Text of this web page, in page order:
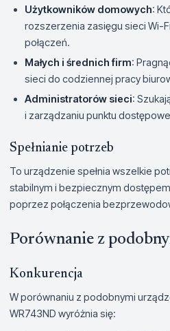
Użytkowników domowych:
rozszerzenia zasięgu sieci Wi-
połączeń.
Małych i średnich firm:
sieci do codziennej pracy
Administratorów sieci:
i zarządzaniu punktu
Spełnianie potrzeb
To urządzenie spełnia wszelkie
stabilnym i bezpiecznym
poprzez połączenia
Porównanie z
Konkurencja
W porównaniu z podobnymi
WR743ND wyróżnia się: